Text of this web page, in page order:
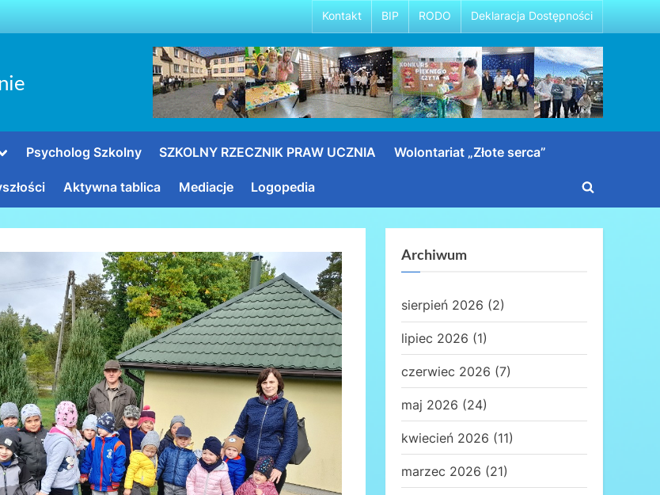
Kontakt BIP RODO Deklaracja Dostępności
Psycholog Szkolny SZKOLNY RZECZNIK PRAW UCZNIA Wolontariat „Złote serca”
Aktywna tablica Mediacje Logopedia
Toggle
Archiwum
sierpień 2026 (2)
lipiec 2026 (1)
czerwiec 2026 (7)
maj 2026 (24)
kwiecień 2026 (11)
marzec 2026 (21)